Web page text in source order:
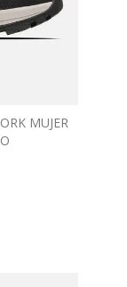
MUJER